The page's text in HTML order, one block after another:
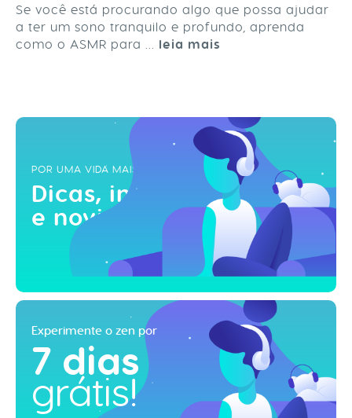
Se você está procurando algo que possa ajudar
a ter um sono tranquilo e profundo, aprenda
como o ASMR para ... leia mais
POR UMA VIDA MAIS ZEN
Dicas, inspirações
e novidades!
Experimente o zen por
7 dias
grátis!